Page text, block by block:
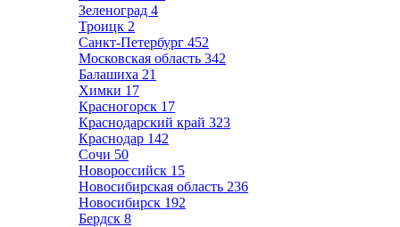
Зеленоград 4
Троицк 2
Санкт-Петербург 452
Московская область 342
Балашиха 21
Химки 17
Красногорск 17
Краснодарский край 323
Краснодар 142
Сочи 50
Новороссийск 15
Новосибирская область 236
Новосибирск 192
Бердск 8